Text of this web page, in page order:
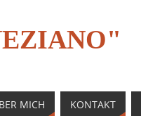
MICH KONTAKT